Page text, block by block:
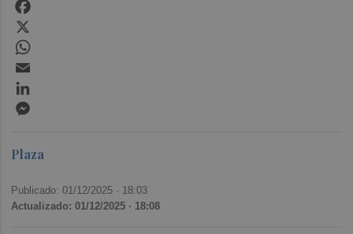
Plaza
Publicado: 01/12/2025 · 18:03
Actualizado: 01/12/2025 · 18:08